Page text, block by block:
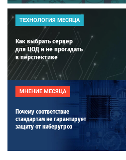
ТЕХНОЛОГИЯ МЕСЯЦА
Как выбрать сервер
для ЦОД и не прогадать
в перспективе
МНЕНИЕ МЕСЯЦА
Почему соответствие
стандартам не гарантирует
защиту от киберугроз